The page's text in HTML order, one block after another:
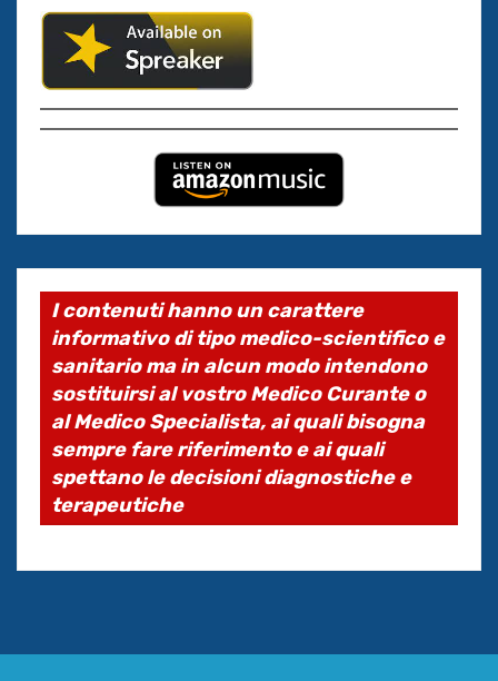
I contenuti hanno un carattere
informativo di tipo medico-scientifico e
sanitario ma in alcun modo intendono
sostituirsi al vostro Medico Curante o
al Medico Specialista, ai quali bisogna
sempre fare riferimento e ai quali
spettano le decisioni diagnostiche e
terapeutiche